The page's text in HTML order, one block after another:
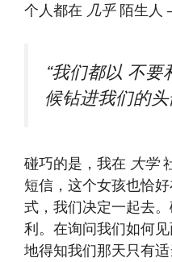
个人都在 几乎陌生人
“我们都以 不要
候钻进我们的头
碰巧的是，我在 大学
短信，这个女孩也恰
式，我们决定一起去
利。在询问我们如何
地得知我们那天只有